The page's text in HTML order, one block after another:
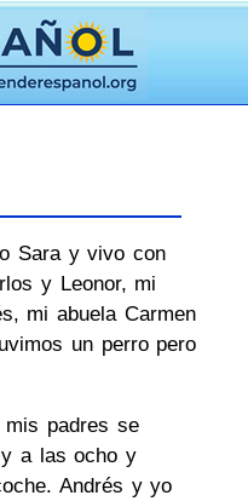
Sara y vivo con
y Leonor, mi
mi abuela Carmen
un perro pero
mis padres se
a las ocho y
Andrés y yo